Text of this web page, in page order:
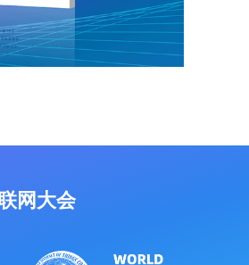
网大会